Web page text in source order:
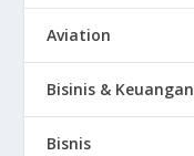
Aviation
Bisinis & Keuangan
Bisnis